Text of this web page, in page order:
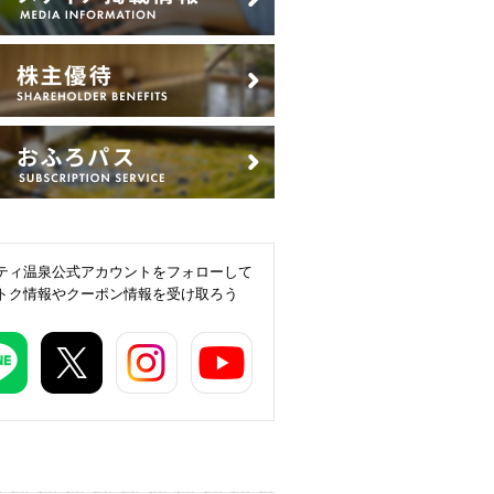
ィ温泉公式アカウントをフォローして
ク情報やクーポン情報を受け取ろう